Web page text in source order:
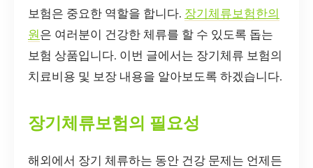
보험은 중요한 역할을 합니다. 장기체류보험한의
원은 여러분이 건강한 체류를 할 수 있도록 돕는
보험 상품입니다. 이번 글에서는 장기체류 보험의
치료비용 및 보장 내용을 알아보도록 하겠습니다.
장기체류보험의 필요성
해외에서 장기 체류하는 동안 건강 문제는 언제든